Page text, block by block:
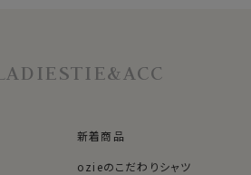
）・47cm(4L)サイズにおいて
選びください。
TIE&ACC
新着商品
ozieのこだわりシャツ